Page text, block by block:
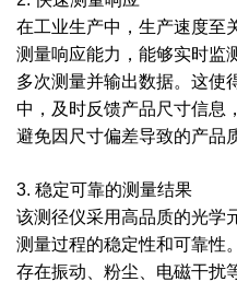
在工业生产中，生产速度至
测量响应能力，能够实时监
多次测量并输出数据。这使
中，及时反馈产品尺寸信息
避免因尺寸偏差导致的产品
3. 稳定可靠的测量结果
该测径仪采用高品质的光学
测量过程的稳定性和可靠性
存在振动、粉尘、电磁干扰